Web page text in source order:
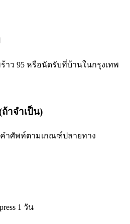
าว 95 หรือนัดรับที่บ้านในกรุงเทพ
าจำเป็น)
คำศัพท์ตามเกณฑ์ปลายทาง
1 วัน